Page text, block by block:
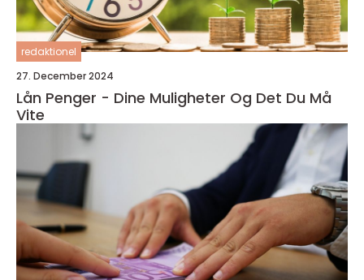
redaktionel
27. December 2024
Lån Penger - Dine Muligheter Og Det Du Må
Vite